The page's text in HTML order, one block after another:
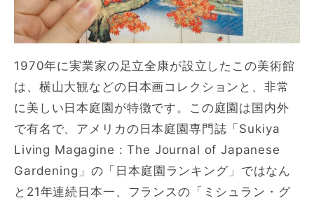
1970年に実業家の足立全康が設立したこの美術館
は、横山大観などの日本画コレクションと、非常
に美しい日本庭園が特徴です。この庭園は国内外
で有名で、アメリカの日本庭園専門誌「Sukiya
Living Magagine : The Journal of Japanese
Gardening」の「日本庭園ランキング」ではなん
と21年連続日本一、フランスの「ミシュラン・グ